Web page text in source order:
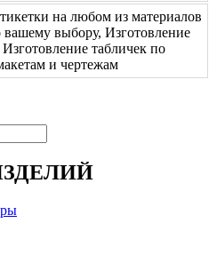
на любом из материалов
вашему выбору, Изготовление
Изготовление табличек по
и чертежам